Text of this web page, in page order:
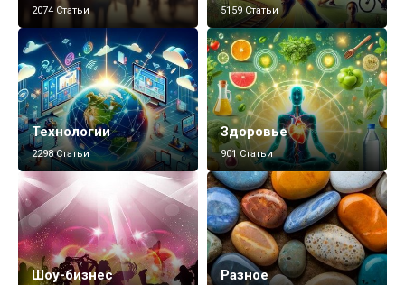
2074 Статьи 5159 Статьи
Технологии
2298 Статьи
Здоровье
901 Статьи
Шоу-бизнес Разное